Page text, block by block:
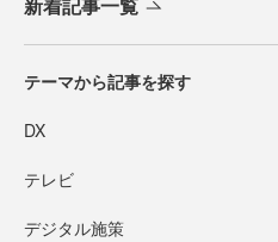
新着記事一覧
テーマから記事を探す
DX
テレビ
デジタル施策